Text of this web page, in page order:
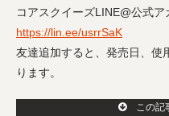
コアスクイーズLINE@公式ア
https://lin.ee/usrrSaK
友達追加すると、発売日、使
ります。
この記